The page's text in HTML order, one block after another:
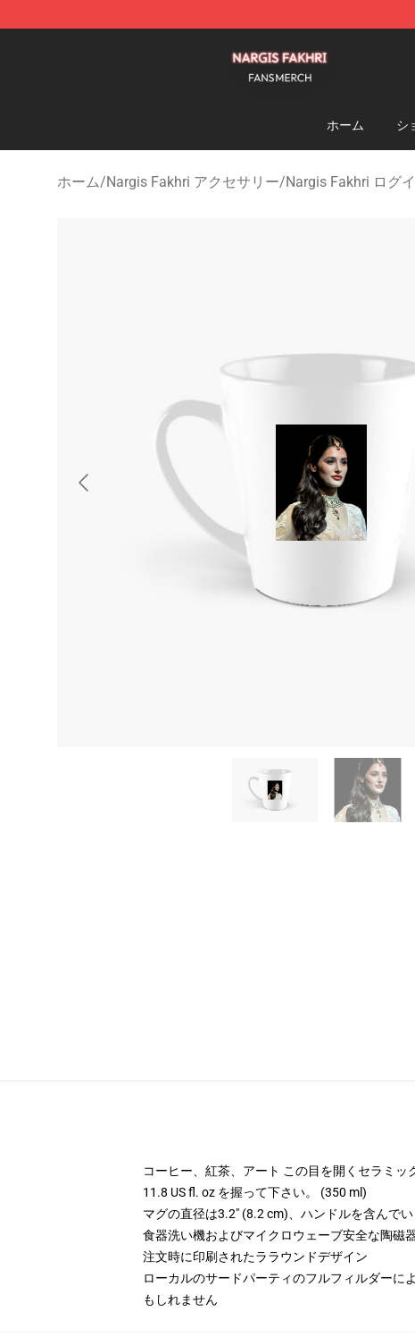
ホーム シ
ホーム/Nargis Fakhri アクセサリー/Nargis Fakhri ログ
コーヒー、紅茶、アート この目を開くセラミ
11.8 US fl. oz を握って下さい。 (350 ml)
マグの直径は3.2" (8.2 cm)、ハンドルを含んで
食器洗い機およびマイクロウェーブ安全な陶磁
注文時に印刷されたララウンドデザイン
ローカルのサードパーティのフルフィルダーに
もしれません